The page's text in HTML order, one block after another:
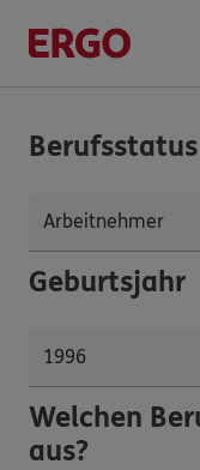
Berufsstatus
Geburtsjahr
Welchen
aus?